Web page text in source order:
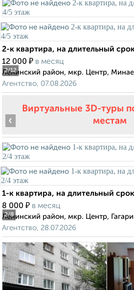
2/12
2-к квартира, на длительный
12 000 ₽ в месяц
Ленинский район, мкр. Центр,
Агентство, 07.08.2026
Виртуальные 3D-туры
местам
2/8
‹
1-к квартира, на длительный
8 000 ₽ в месяц
Ленинский район, мкр. Центр,
Агентство, 28.07.2026